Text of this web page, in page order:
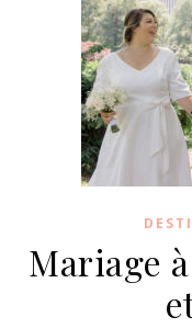
Mariage